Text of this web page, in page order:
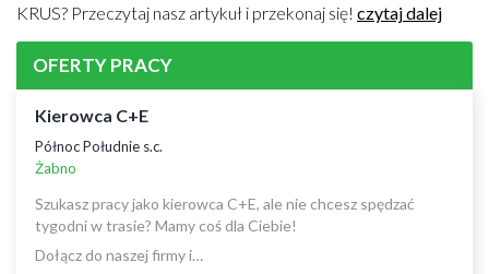
KRUS? Przeczytaj nasz artykuł i przekonaj się! czytaj dalej
OFERTY PRACY
Kierowca C+E
Północ Południe s.c.
Żabno
Szukasz pracy jako kierowca C+E, ale nie chcesz spędzać
tygodni w trasie? Mamy coś dla Ciebie!
Dołącz do naszej firmy i…